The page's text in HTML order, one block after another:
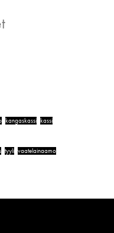
kangaskassi kassi
tyyli vaatelainaamo